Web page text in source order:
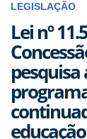
LEGISLAÇÃO
Lei nº